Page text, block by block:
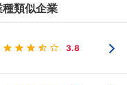
類似企業
3.8